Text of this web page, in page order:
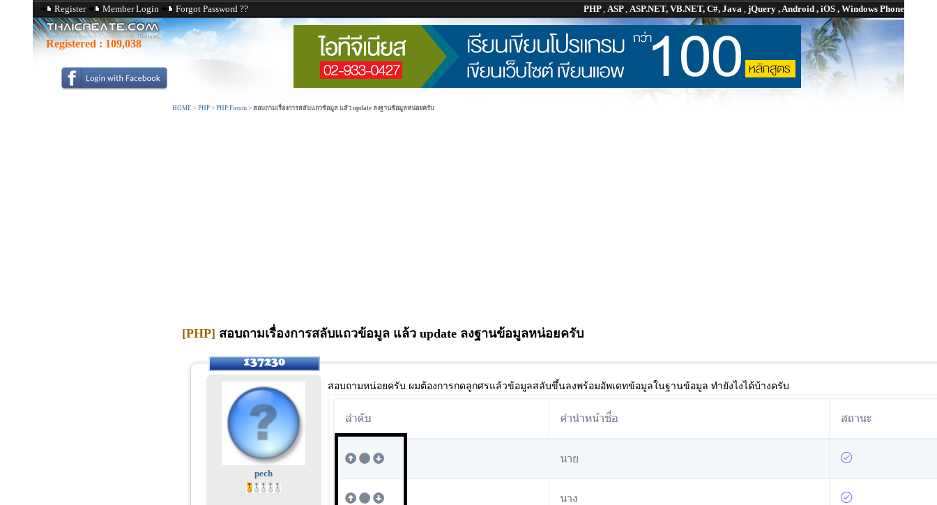
Register Member Login Forgot Password ?? PHP, ASP, ASP.NET, VB.NET, C#, Java , jQuery , Android , iOS , Windows Phone
Registered : 109,038
HOME > PHP > PHP Forum > สอบถามเรื่องการสลับแถวข้อมูล แล้ว update ลงฐานข้อมูลหน่อยครับ
[PHP] สอบถามเรื่องการสลับแถวข้อมูล แล้ว update ลงฐานข้อมูลหน่อยครับ
pech
สอบถามหน่อยครับ ผมต้องการกดลูกศรแล้วข้อมูลสลับขึ้นลงพร้อมอัพเดทข้อมูลในฐานข้อมูล ทำยังไงได้บ้างครับ